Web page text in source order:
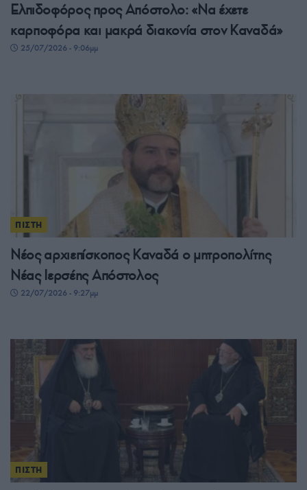
Ελπιδοφόρος προς Απόστολο: «Να έχετε
καρποφόρα και μακρά διακονία στον Καναδά»
25/07/2026 - 9:06μμ
ΠΙΣΤΗ
Νέος αρχιεπίσκοπος Καναδά ο μητροπολίτης
Νέας Ιερσέης Απόστολος
22/07/2026 - 9:27μμ
ΠΙΣΤΗ